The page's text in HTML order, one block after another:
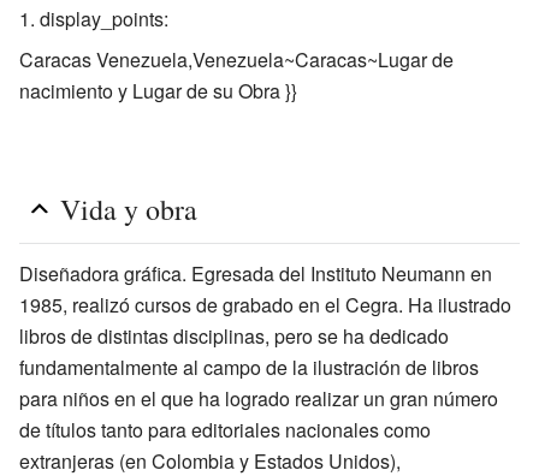
display_points:
Caracas Venezuela,Venezuela~Caracas~Lugar de
nacimiento y Lugar de su Obra }}
Vida y obra
Diseñadora gráfica. Egresada del Instituto Neumann en
1985, realizó cursos de grabado en el Cegra. Ha ilustrado
libros de distintas disciplinas, pero se ha dedicado
fundamentalmente al campo de la ilustración de libros
para niños en el que ha logrado realizar un gran número
de títulos tanto para editoriales nacionales como
extranjeras (en Colombia y Estados Unidos),